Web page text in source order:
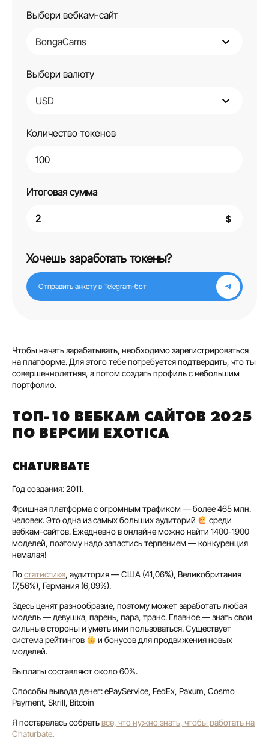
Выбери вебкам-сайт
Выбери валюту
Количество токенов
Итоговая сумма
$
Хочешь заработать токены?
Отправить анкету в Telegram‑бот
Чтобы начать зарабатывать, необходимо зарегистрироваться
на платформе. Для этого тебе потребуется подтвердить, что ты
совершеннолетняя, а потом создать профиль с небольшим
портфолио.
ТОП-10 ВЕБКАМ САЙТОВ 2025
ПО ВЕРСИИ EXOTICA
CHATURBATE
Год создания: 2011.
Фришная платформа с огромным трафиком — более 465 млн.
человек. Это одна из самых больших аудиторий
среди
вебкам-сайтов. Ежедневно в онлайне можно найти 1400-1900
моделей, поэтому надо запастись терпением — конкуренция
немалая!
Постатистике, аудитория — США (41,06%), Великобритания
(7,56%), Германия (6,09%).
Здесь ценят разнообразие, поэтому может заработать любая
модель — девушка, парень, пара, транс. Главное — знать свои
сильные стороны и уметь ими пользоваться. Существует
система рейтингов
и бонусов для продвижения новых
моделей.
Выплаты составляют около 60%.
Способы вывода денег: ePayService, FedEx, Paxum, Cosmo
Payment, Skrill, Bitcoin
Я постаралась собратьвсе, что нужно знать, чтобы работать на
Chaturbate.